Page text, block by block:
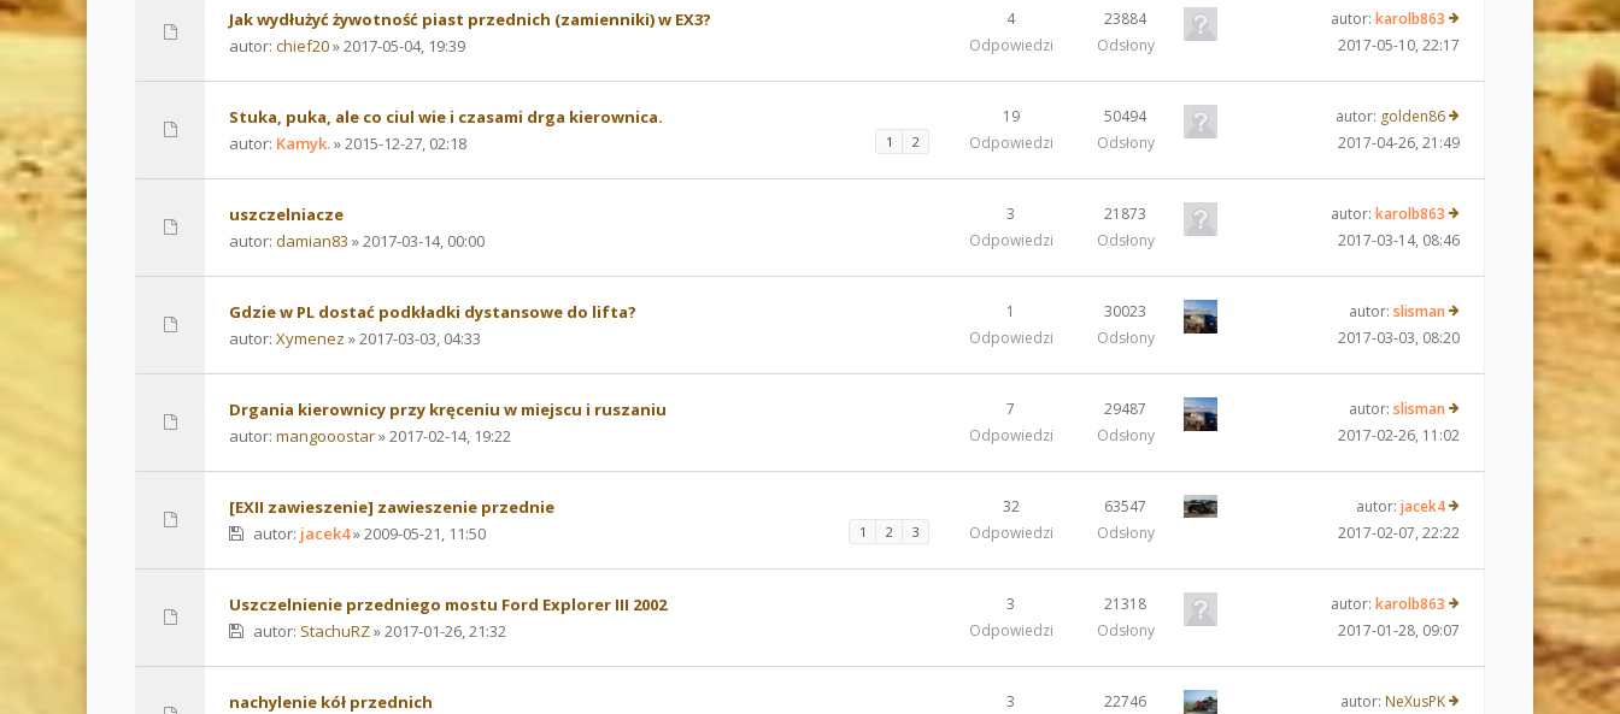
Jak wydłużyć żywotność piast przednich (zamienniki) w EX3?
autor: chief20» 2017-05-04, 19:39
4
Odpowiedzi
23884
Odsłony
autor: karolb863
2017-05-10, 22:17
Stuka, puka, ale co ciul wie i czasami drga kierownica.
autor: Kamyk.» 2015-12-27, 02:18 1 2
19
Odpowiedzi
50494
Odsłony
autor: golden86
2017-04-26, 21:49
uszczelniacze
autor: damian83 » 2017-03-14, 00:00
3
Odpowiedzi
21873
Odsłony
autor: karolb863
2017-03-14, 08:46
Gdzie w PL dostać podkładki dystansowe do lifta?
autor: Xymenez » 2017-03-03, 04:33
1
Odpowiedzi
30023
Odsłony
autor: slisman
2017-03-03, 08:20
Drgania kierownicy przy kręceniu w miejscu i ruszaniu
autor: mangooostar» 2017-02-14, 19:22
7
Odpowiedzi
29487
Odsłony
autor: slisman
2017-02-26, 11:02
[EXII zawieszenie] zawieszenie przednie
autor: jacek4» 2009-05-21, 11:50 1 2 3
32
Odpowiedzi
63547
Odsłony
autor: jacek4
2017-02-07, 22:22
Uszczelnienie przedniego mostu Ford Explorer III 2002
autor: StachuRZ» 2017-01-26, 21:32
3
Odpowiedzi
21318
Odsłony
autor: karolb863
2017-01-28, 09:07
nachylenie kół przednich
3
22746
autor: NeXusPK